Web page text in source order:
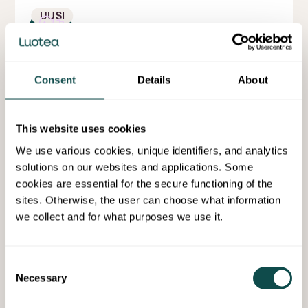
Consent Details About
This website uses cookies
We use various cookies, unique identifiers, and analytics
solutions on our websites and applications. Some
cookies are essential for the secure functioning of the
sites. Otherwise, the user can choose what information
we collect and for what purposes we use it.
Selection
Necessary
UUSI
Kaarina
Osa-aikainen
Haku päättyy 18 elokuuta, 2026
Hae nyt
UUSI
Joensuuhun